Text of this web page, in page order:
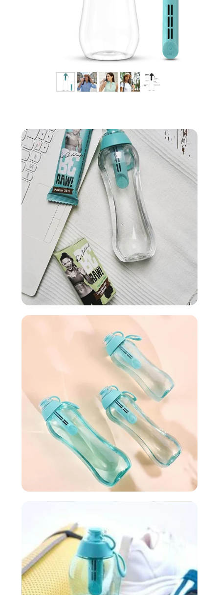
Dafi Care
שירות שיעזור
אנחנו רוצים לעזור לכם! ב - Dafi Care נדאג
לתזכר אתכם ולשלוח לכם מסננים חדשים